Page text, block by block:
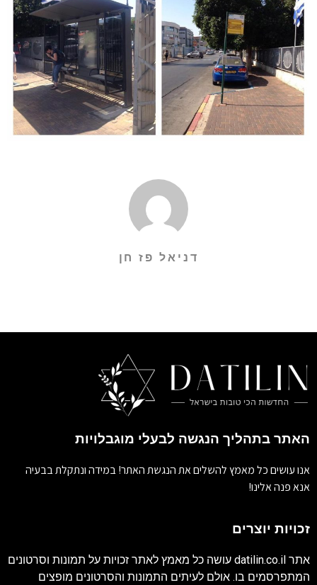
דניאל פז חן
האתר בתהליך הנגשה לבעלי מוגבלויות
אנו עושים כל מאמץ להשלים את הנגשת האתר! במידה ונתקלת בבעיה
אנא פנה אלינו!
זכויות יוצרים
אתר datilin.co.il עושה כל מאמץ לאתר זכויות על תמונות וסרטונים
המתפרסמים בו. אולם לעיתים התמונות והסרטונים מופצים